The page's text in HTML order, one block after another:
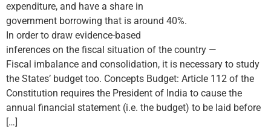
expenditure, and have a share in
government borrowing that is around 40%.
In order to draw evidence-­based
inferences on the fiscal situation of the country —
Fiscal imbalance and consolidation, it is necessary to study
the States’ budget too. Concepts Budget: Article 112 of the
Constitution requires the President of India to cause the
annual financial statement (i.e. the budget) to be laid before
[…]